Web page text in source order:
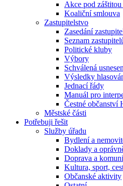
Akce pod
Koaliční smlouva
Zastupitelstvo
Zasedání
Seznam
Politické kluby
Výbory
Schválená
Výsledky
Jednací řády
Manuál pro
Čestné občanství
Městské části
Potřebuji řešit
Služby úřadu
Bydlení a
Doklady a
Doprava a
Kultura, sport,
Občanské aktivity